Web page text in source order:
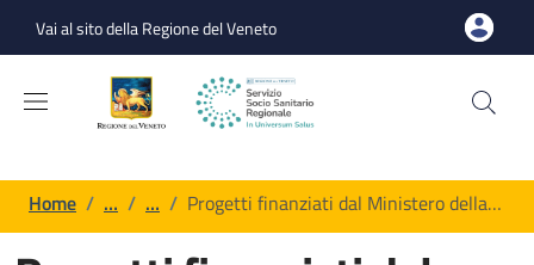
Vai al sito della Regione del Veneto
Briciole di pane
Home / … / … / Progetti finanziati dal Ministero della…